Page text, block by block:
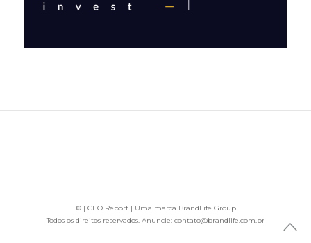
© | CEO Report | Uma marca BrandLife Group
Todos os direitos reservados. Anuncie: contato@brandlife.com.br